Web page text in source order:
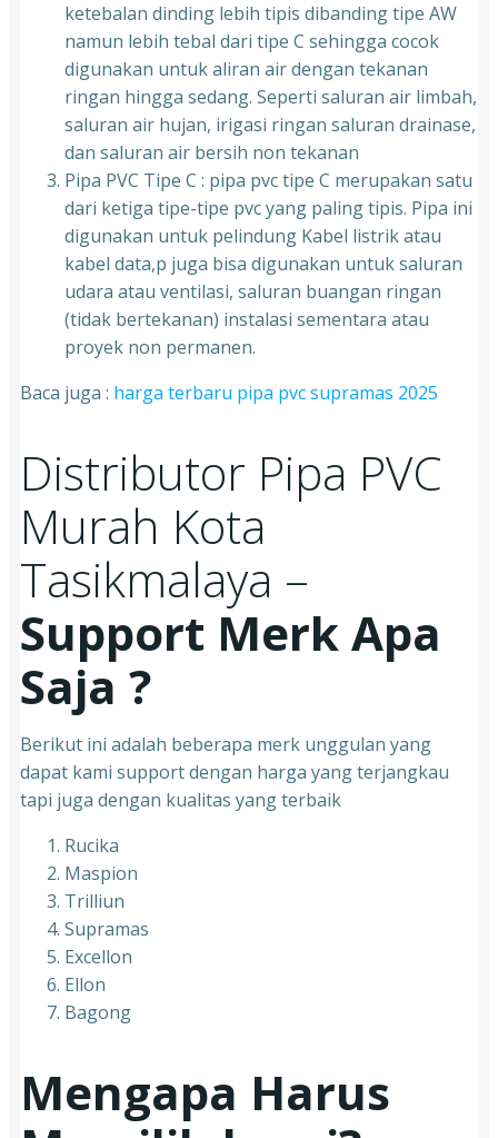
ketebalan dinding lebih tipis dibanding tipe AW
namun lebih tebal dari tipe C sehingga cocok
digunakan untuk aliran air dengan tekanan
ringan hingga sedang. Seperti saluran air limbah,
saluran air hujan, irigasi ringan saluran drainase,
dan saluran air bersih non tekanan
Pipa PVC Tipe C : pipa pvc tipe C merupakan satu
dari ketiga tipe-tipe pvc yang paling tipis. Pipa ini
digunakan untuk pelindung Kabel listrik atau
kabel data,p juga bisa digunakan untuk saluran
udara atau ventilasi, saluran buangan ringan
(tidak bertekanan) instalasi sementara atau
proyek non permanen.
Baca juga : harga terbaru pipa pvc supramas 2025
Distributor Pipa PVC
Murah Kota
Tasikmalaya –
Support Merk Apa
Saja ?
Berikut ini adalah beberapa merk unggulan yang
dapat kami support dengan harga yang terjangkau
tapi juga dengan kualitas yang terbaik
Rucika
Maspion
Trilliun
Supramas
Excellon
Ellon
Bagong
Mengapa Harus